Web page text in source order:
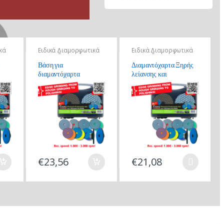
Ειδικά Διαμορφωτικά
για Επεξεργασία
Υλικών
Βάση για
διαμαντόχαρτα
€23,56
Ειδικά Διαμορφωτικά
για Επεξεργασία
Υλικών
Διαμαντόχαρτα Ξηρής
λείανσης και
στίλβωσης Diamond
Polishing Pads. Dry drilling.
Premium Quality
€21,08